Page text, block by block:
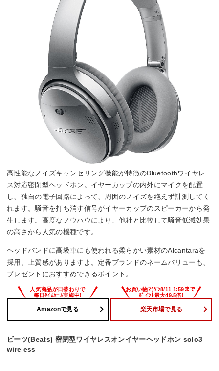
高性能なノイズキャンセリング機能が特徴のBluetoothワイヤレ
ス対応密閉型ヘッドホン。イヤーカップの内外にマイクを配置
し、独自の電子回路によって、周囲のノイズを絶えず計測してく
れます。騒音を打ち消す信号がイヤーカップのスピーカーから発
生します。高度なノウハウにより、他社と比較して騒音低減効果
の高さから人気の機種です。
ヘッドバンドに高級車にも使われる柔らかい素材のAlcantaraを
採用。上質感がありますよ。定番ブランドのネームバリューも、
プレゼントにおすすめできるポイント。
Amazonで見る 楽天市場で見る
ビーツ(Beats) 密閉型ワイヤレスオンイヤーヘッドホン solo3
wireless